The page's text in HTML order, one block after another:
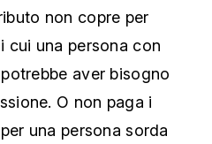
non copre per
cui una persona con
aver bisogno
O non paga i
una persona sorda